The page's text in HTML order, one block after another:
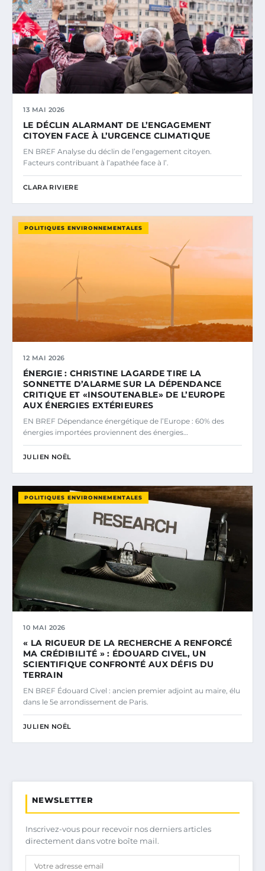
13 MAI 2026
LE DÉCLIN ALARMANT DE L’ENGAGEMENT
CITOYEN FACE À L’URGENCE CLIMATIQUE
EN BREF Analyse du déclin de l’engagement citoyen.
Facteurs contribuant à l’apathée face à l’.
CLARA RIVIERE
POLITIQUES ENVIRONNEMENTALES
12 MAI 2026
ÉNERGIE : CHRISTINE LAGARDE TIRE LA
SONNETTE D’ALARME SUR LA DÉPENDANCE
CRITIQUE ET «INSOUTENABLE» DE L’EUROPE
AUX ÉNERGIES EXTÉRIEURES
EN BREF Dépendance énergétique de l’Europe : 60% des
énergies importées proviennent des énergies…
JULIEN NOËL
POLITIQUES ENVIRONNEMENTALES
10 MAI 2026
« LA RIGUEUR DE LA RECHERCHE A RENFORCÉ
MA CRÉDIBILITÉ » : ÉDOUARD CIVEL, UN
SCIENTIFIQUE CONFRONTÉ AUX DÉFIS DU
TERRAIN
EN BREF Édouard Civel : ancien premier adjoint au maire, élu
dans le 5e arrondissement de Paris.
JULIEN NOËL
NEWSLETTER
Inscrivez-vous pour recevoir nos derniers articles
directement dans votre boîte mail.